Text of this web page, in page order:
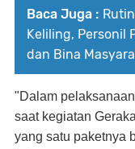
Baca Juga :
Keliling, Personil
dan Bina
"Dalam
saat kegiatan
yang satu paketnya